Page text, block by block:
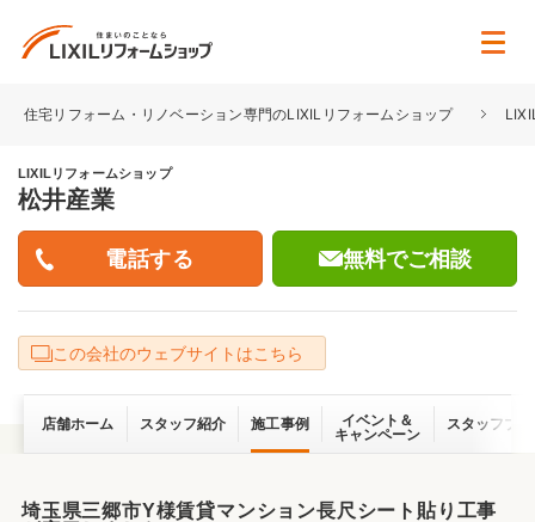
住宅リフォーム・リノベーション専門のLIXILリフォームショップ
LIXILリフォームショップ
松井産業
無料でご相談
この会社のウェブサイトはこちら
店舗ホーム スタッフ紹介 施工事例
イベント＆
キャンペーン
スタッフブ
埼玉県三郷市Y様賃貸マンション長尺シート貼り工事